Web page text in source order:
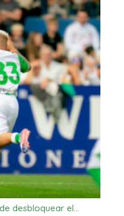
desbloquear el…